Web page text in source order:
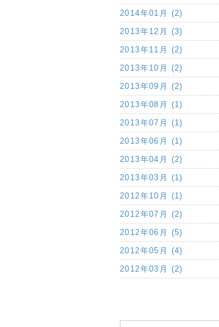
2014年01月 (2)
2013年12月 (3)
2013年11月 (2)
2013年10月 (2)
2013年09月 (2)
2013年08月 (1)
2013年07月 (1)
2013年06月 (1)
2013年04月 (2)
2013年03月 (1)
2012年10月 (1)
2012年07月 (2)
2012年06月 (5)
2012年05月 (4)
2012年03月 (2)